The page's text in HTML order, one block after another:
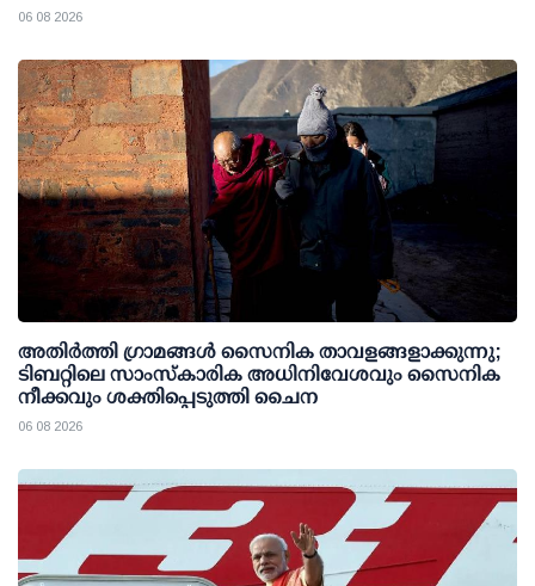
06 08 2026
അതിര്‍ത്തി ഗ്രാമങ്ങള്‍ സൈനിക താവളങ്ങളാക്കുന്നു;
ടിബറ്റിലെ സാംസ്‌കാരിക അധിനിവേശവും സൈനിക
നീക്കവും ശക്തിപ്പെടുത്തി ചൈന
06 08 2026